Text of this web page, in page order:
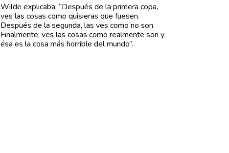
Wilde explicaba: “Después de la primera copa,
ves las cosas como quisieras que fuesen.
Después de la segunda, las ves como no son.
Finalmente, ves las cosas como realmente son y
ésa es la cosa más horrible del mundo”.